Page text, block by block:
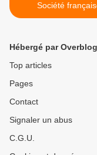
Société
Hébergé par Overblog
Top articles
Pages
Contact
Signaler un abus
C.G.U.